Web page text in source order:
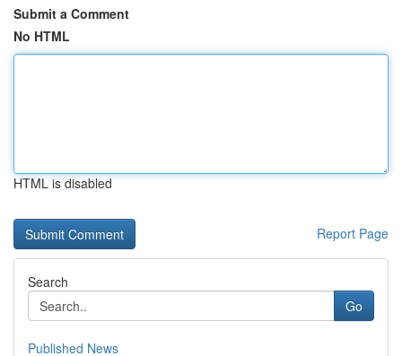
Submit a Comment
No HTML
HTML is disabled
Report Page
Search
Go
Published News